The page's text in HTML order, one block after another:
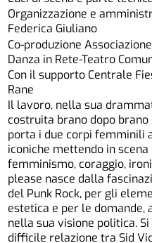
Organizzazione e
Federica Giuliano
Co-produzione
Danza in Rete-Teatro
Con il supporto Centrale
Rane
Il lavoro, nella sua
costruita brano dopo
porta i due corpi femminili
iconiche mettendo in
femminismo, coraggio,
please nasce dalla
del Punk Rock, per gli
estetica e per le domande,
nella sua visione politica.
difficile relazione tra Sid